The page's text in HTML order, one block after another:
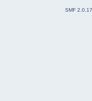
SMF 2.0.17